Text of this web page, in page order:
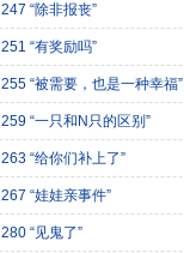
247 “除非报丧”
251 “有奖励吗”
255 “被需要，也是一种幸福”
259 “一只和N只的区别”
263 “给你们补上了”
267 “娃娃亲事件”
280 “见鬼了”